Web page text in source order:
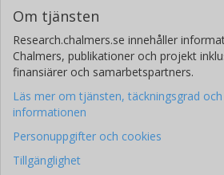
Om tjänsten
Research.chalmers.se innehåller
Chalmers, publikationer och projekt
finansiärer och samarbetspartners.
Läs mer om tjänsten, täckningsgrad
informationen
Personuppgifter och cookies
Tillgänglighet